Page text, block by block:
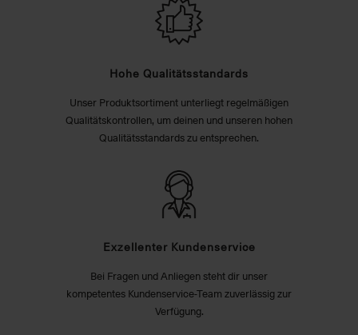
Hohe Qualitätsstandards
Unser Produktsortiment unterliegt regelmäßigen
Qualitätskontrollen, um deinen und unseren hohen
Qualitätsstandards zu entsprechen.
Exzellenter Kundenservice
Bei Fragen und Anliegen steht dir unser
kompetentes Kundenservice-Team zuverlässig zur
Verfügung.